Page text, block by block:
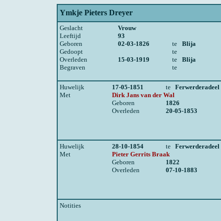
Ymkje Pieters Dreyer
Geslacht
Vrouw
Leeftijd
93
Geboren
02-03-1826 te
Blija
Gedoopt
te
Overleden
15-03-1919 te
Blija
Begraven
te
Huwelijk 17-05-1851 te Ferwerderadeel
Met
Dirk Jans van der Wal
Geboren
1826
Overleden
20-05-1853
Huwelijk 28-10-1854 te Ferwerderadeel
Met
Pieter Gerrits Braak
Geboren
1822
Overleden
07-10-1883
Notities